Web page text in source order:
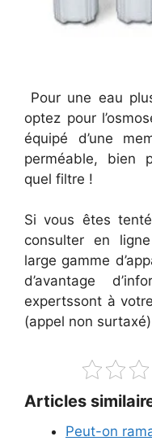
Pour une eau
optez pour
équipé d’une
perméable, bien
quel filtre !
Si vous êtes
consulter en
large gamme
d’avantage
expertssont à
(appel non
Articles
Peut-on